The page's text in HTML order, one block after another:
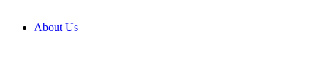
About Us